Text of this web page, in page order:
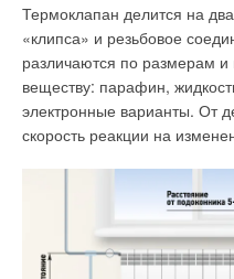
Термоклапан делится на
«клипса» и резьбовое
различаются по размерам
веществу: парафин,
электронные варианты. От
скорость реакции на